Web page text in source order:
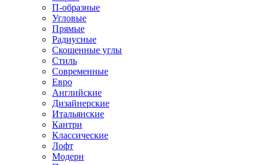
П-образные
Угловые
Прямые
Радиусные
Скошенные углы
Стиль
Современные
Евро
Английские
Дизайнерские
Итальянские
Кантри
Классические
Лофт
Модерн